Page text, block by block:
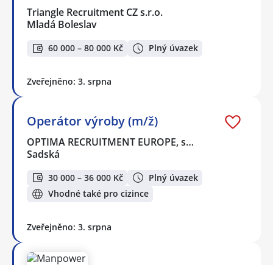
Triangle Recruitment CZ s.r.o.
Mladá Boleslav
60 000 – 80 000 Kč Plný úvazek
Zveřejněno: 3. srpna
Operátor výroby (m/ž)
OPTIMA RECRUITMENT EUROPE, s…
Sadská
30 000 – 36 000 Kč
Plný úvazek
Vhodné také pro cizince
Zveřejněno: 3. srpna